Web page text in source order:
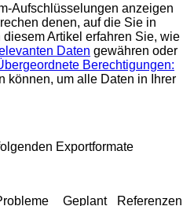
Aufschlüsselungen anzeigen
denen, auf die Sie in
Artikel erfahren Sie, wie
Daten gewähren oder
Berechtigungen:
können, um alle Daten in Ihrer
Exportformate
Geplant Referenzen